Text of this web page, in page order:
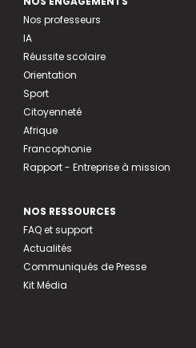
Nos professeurs
IA
Réussite scolaire
Orientation
Sport
Citoyenneté
Afrique
Francophonie
Rapport - Entreprise à mission
NOS RESSOURCES
FAQ et support
Actualités
Communiqués de Presse
Kit Média